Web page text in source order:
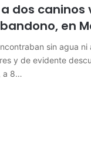
a dos
en
sin agua ni
y de evidente
a 8…